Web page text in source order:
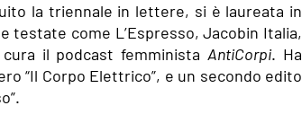
la triennale in lettere, si è laureata in
testate come L’Espresso, Jacobin Italia,
il podcast femminista AntiCorpi. Ha
“Il Corpo Elettrico”, e un secondo edito